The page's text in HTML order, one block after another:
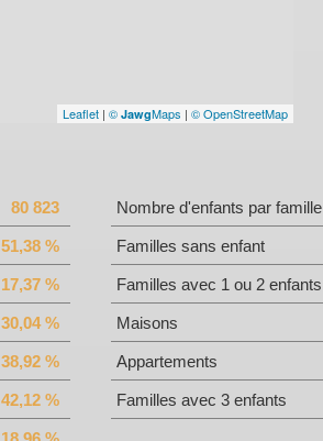
Leaflet |©JawgMaps |© OpenStreetMap
80 823
51,38 %
17,37 %
30,04 %
38,92 %
42,12 %
Nombre d'enfants par famille
Familles sans enfant
Familles avec 1 ou 2 enfants
Maisons
Appartements
Familles avec 3 enfants